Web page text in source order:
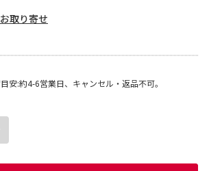
取り寄せ
安:約4-6営業日、キャンセル・返品不可。